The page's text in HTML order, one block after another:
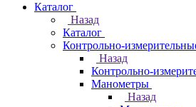
Каталог
Назад
Каталог
Контрольно-
Назад
Контрольно-
Манометры
Назад